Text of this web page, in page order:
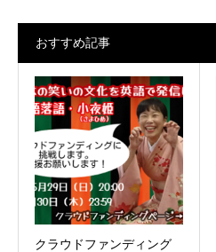
おすすめ記事
クラウドファンディング